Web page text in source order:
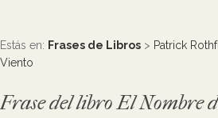
Estás en: Frases de Libros > Patrick
Viento
Frase del libro El Nombre